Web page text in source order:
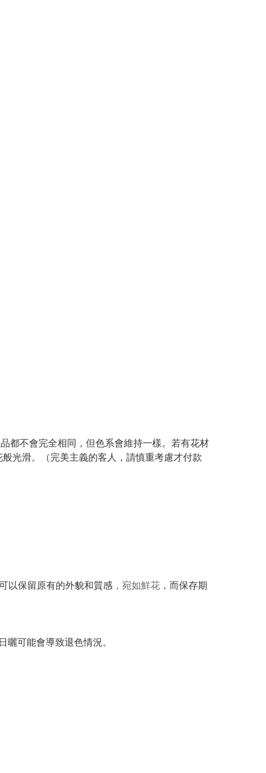
都不會完全相同，但色系會維持一樣。若有花材
光滑。（完美主義的客人，請慎重考慮才付款
以保留原有的外貌和質感 ，宛如鮮花 ，而保存期
曬可能會導致退色情況。